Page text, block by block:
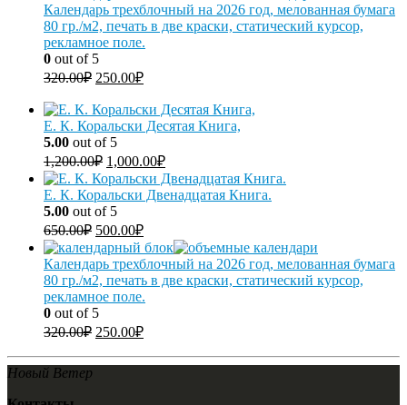
Календарь трехблочный на 2026 год, мелованная бумага
80 гр./м2, печать в две краски, статический курсор,
рекламное поле.
0 out of 5
320.00₽ 250.00₽
Е. К. Коральски Десятая Книга,
5.00 out of 5
1,200.00₽ 1,000.00₽
Е. К. Коральски Двенадцатая Книга.
5.00 out of 5
650.00₽ 500.00₽
Календарь трехблочный на 2026 год, мелованная бумага
80 гр./м2, печать в две краски, статический курсор,
рекламное поле.
0 out of 5
320.00₽ 250.00₽
Новый Ветер